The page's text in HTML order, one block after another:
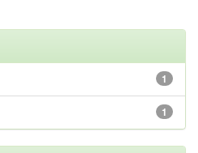
1
1